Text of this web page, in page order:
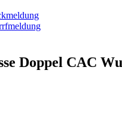
Doppel CAC